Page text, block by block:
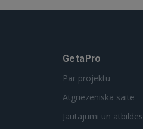
GetaPro
Par projektu
Atgriezeniskā saite
Jautājumi un atbildes